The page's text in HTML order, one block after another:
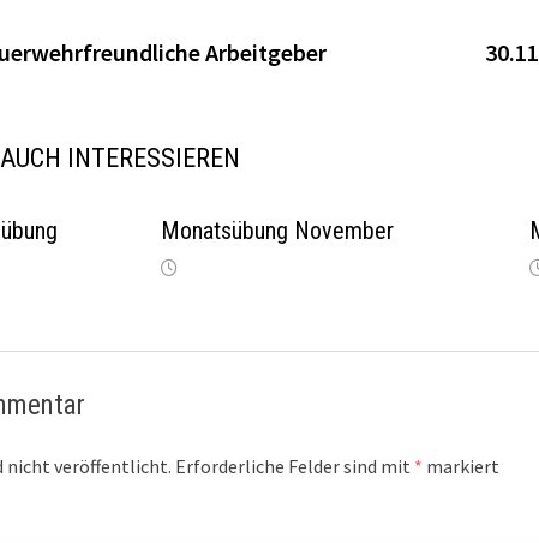
Arbeitgeber
INTERESSIEREN
Monatsübung November
nicht veröffentlicht. Erforderliche Felder sind mit * markiert